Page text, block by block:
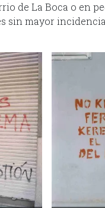
de La Boca o en
sin mayor